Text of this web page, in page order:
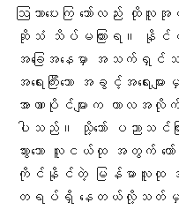
ဩဘာပေးကြ သော်လည်း ထိုလူ
ဆိုသံ သိပ်မကြားရ။ နိုင်
အခြေအနေမှာ အသက်
အရေးကြီးသော အခွင့်အရေးမ
အာဏာပိုင်များက ကာ
ပါသည်။ သို့သော် ပညာသင်က
သွားသော လူငယ်ထု အတွက်
ကိုင်နိုင်တဲ့ မြန်မာလူထု အပေ
တရပ်ရှိ နေတယ်လို့သတ်မှတ်